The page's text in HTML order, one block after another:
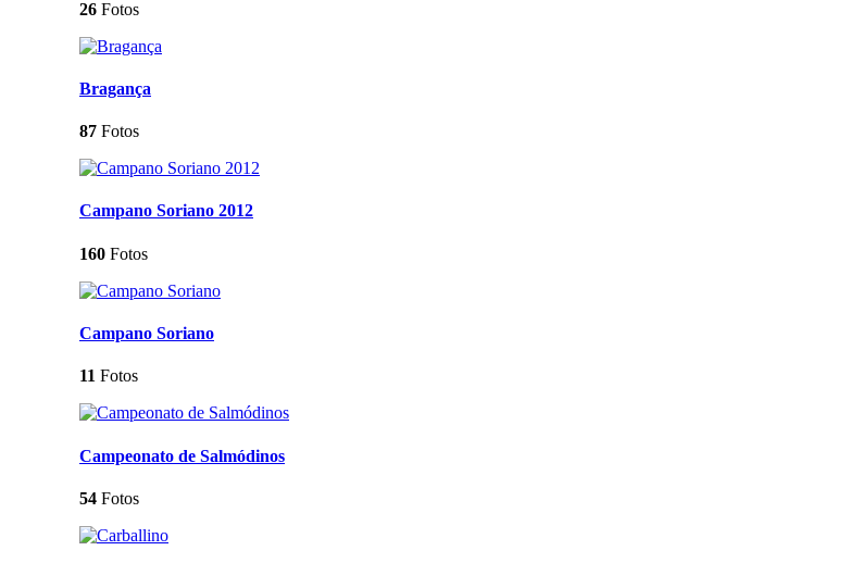
26 Fotos
Bragança
87 Fotos
Campano Soriano 2012
160 Fotos
Campano Soriano
11 Fotos
Campeonato de Salmódinos
54 Fotos